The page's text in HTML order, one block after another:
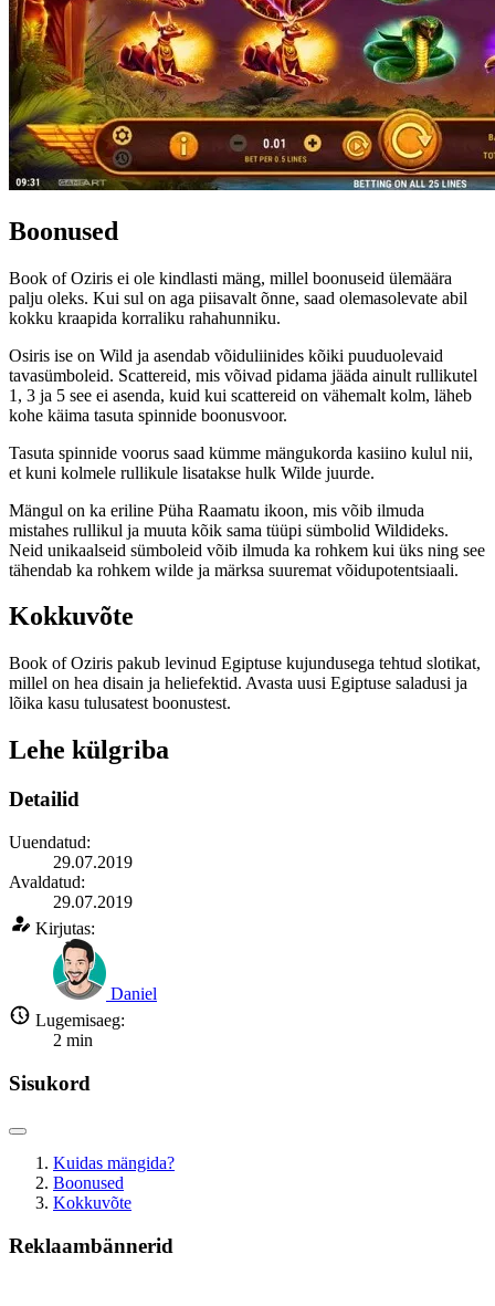
Boonused
Book of Oziris ei ole kindlasti mäng, millel boonuseid ülemäära
palju oleks. Kui sul on aga piisavalt õnne, saad olemasolevate abil
kokku kraapida korraliku rahahunniku.
Osiris ise on Wild ja asendab võiduliinides kõiki puuduolevaid
tavasümboleid. Scattereid, mis võivad pidama jääda ainult rullikutel
1, 3 ja 5 see ei asenda, kuid kui scattereid on vähemalt kolm, läheb
kohe käima tasuta spinnide boonusvoor.
Tasuta spinnide voorus saad kümme mängukorda kasiino kulul nii,
et kuni kolmele rullikule lisatakse hulk Wilde juurde.
Mängul on ka eriline Püha Raamatu ikoon, mis võib ilmuda
mistahes rullikul ja muuta kõik sama tüüpi sümbolid Wildideks.
Neid unikaalseid sümboleid võib ilmuda ka rohkem kui üks ning see
tähendab ka rohkem wilde ja märksa suuremat võidupotentsiaali.
Kokkuvõte
Book of Oziris pakub levinud Egiptuse kujundusega tehtud slotikat,
millel on hea disain ja heliefektid. Avasta uusi Egiptuse saladusi ja
lõika kasu tulusatest boonustest.
Lehe külgriba
Detailid
Uuendatud:
29.07.2019
Avaldatud:
29.07.2019
Kirjutas:
Daniel
Lugemisaeg:
2 min
Sisukord
Kuidas mängida?
Boonused
Kokkuvõte
Reklaambännerid